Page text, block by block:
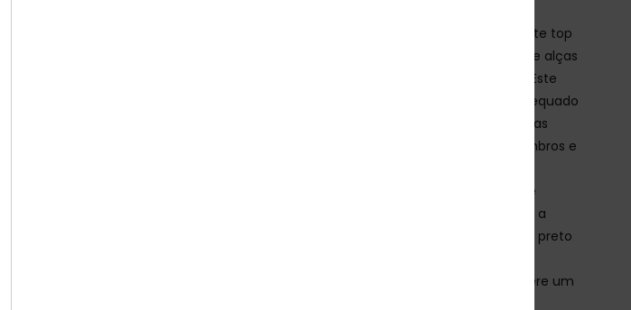
Concebido para a ação e construído para suportar, este top
bralette atlético Roxy apresenta decote arredondado e alças
largas que oferecem conforto e cobertura na frente. Este
design frontal limpo garante um ajuste de suporte adequado
para atividades aquáticas sem sacrificar o conforto. Nas
costas, as alças foram desenhadas para libertar os ombros e
movimento quer esteja a remar, quer a fazer séries de
piscinas. Ajuste de suporte. Movimento livre. Feito para a
água. Com vibrantes flores de hibisco sobre um fundo preto
confiança. A subtil textura perfurada tipo malha confere um